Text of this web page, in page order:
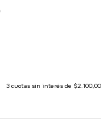
3 cuotas sin interés de $2.100,00